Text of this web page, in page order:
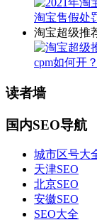
淘宝售假处
淘宝超级推
cpm如何开
读者墙
国内SEO导航
城市区号大
天津SEO
北京SEO
安徽SEO
SEO大全